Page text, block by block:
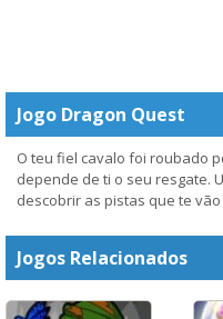
Jogo Dragon Quest
O teu fiel cavalo foi roubado
depende de ti o seu resgate.
descobrir as pistas que te
Jogos Relacionados